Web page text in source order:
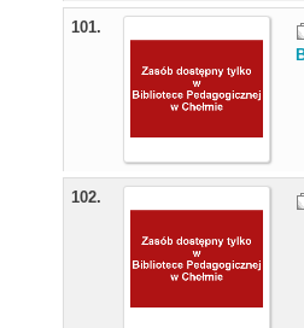
101.
102.